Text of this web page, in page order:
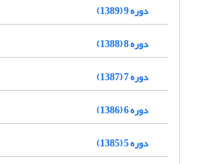
دوره 9 (1389)
دوره 8 (1388)
دوره 7 (1387)
دوره 6 (1386)
دوره 5 (1385)